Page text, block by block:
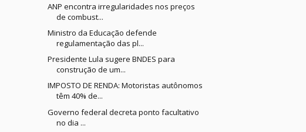
ANP encontra irregularidades nos preços
de combust...
Ministro da Educação defende
regulamentação das pl...
Presidente Lula sugere BNDES para
construção de um...
IMPOSTO DE RENDA: Motoristas autônomos
têm 40% de...
Governo federal decreta ponto facultativo
no dia ...